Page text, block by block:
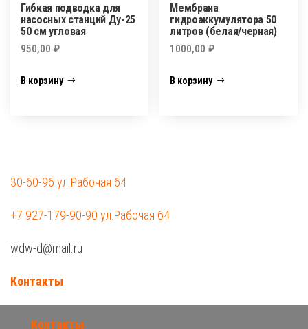
Гибкая подводка для
насосных станций Ду-25
50 см угловая
950,00 ₽
В корзину
Мембрана
гидроаккумулятора 50
литров (белая/черная)
1000,00₽
В корзину
30-60-96 ул.Рабочая 64
+7 927-179-90-90 ул.Рабочая 64
wdw-d@mail.ru
Контакты
Контакты